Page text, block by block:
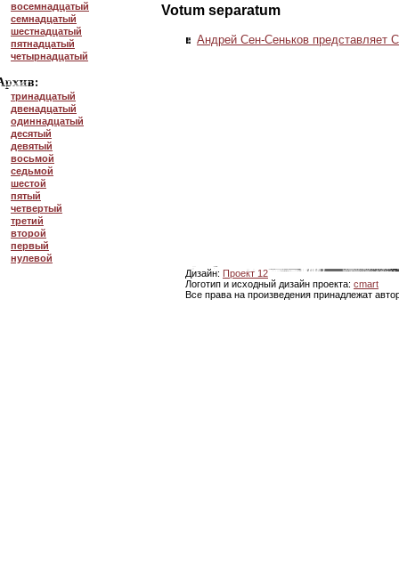
восемнадцатый
семнадцатый
шестнадцатый
пятнадцатый
четырнадцатый
тринадцатый
двенадцатый
одиннадцатый
десятый
девятый
восьмой
седьмой
шестой
пятый
четвертый
третий
второй
первый
нулевой
Votum separatum
Андрей Сен-Сеньков представляет
Дизайн: Проект 12
Логотип и исходный дизайн проекта: cmart
Все права на произведения принадлежат